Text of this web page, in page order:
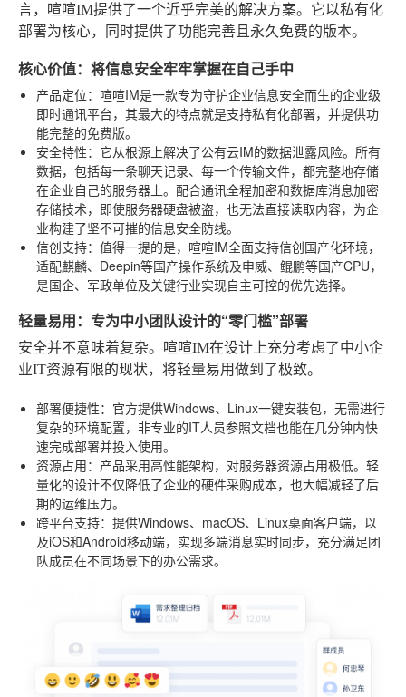
言，喧喧IM提供了一个近乎完美的解决方案。它以私有化
部署为核心，同时提供了功能完善且永久免费的版本。
核心价值：将信息安全牢牢掌握在自己手中
产品定位：喧喧IM是一款专为守护企业信息安全而生的企业级
即时通讯平台，其最大的特点就是支持私有化部署，并提供功
能完整的免费版。
安全特性：它从根源上解决了公有云IM的数据泄露风险。所有
数据，包括每一条聊天记录、每一个传输文件，都完整地存储
在企业自己的服务器上。配合通讯全程加密和数据库消息加密
存储技术，即使服务器硬盘被盗，也无法直接读取内容，为企
业构建了坚不可摧的信息安全防线。
信创支持：值得一提的是，喧喧IM全面支持信创国产化环境，
适配麒麟、Deepin等国产操作系统及申威、鲲鹏等国产CPU，
是国企、军政单位及关键行业实现自主可控的优先选择。
轻量易用：专为中小团队设计的“零门槛”部署
安全并不意味着复杂。喧喧IM在设计上充分考虑了中小企
业IT资源有限的现状，将轻量易用做到了极致。
部署便捷性：官方提供Windows、Linux一键安装包，无需进行
复杂的环境配置，非专业的IT人员参照文档也能在几分钟内快
速完成部署并投入使用。
资源占用：产品采用高性能架构，对服务器资源占用极低。轻
量化的设计不仅降低了企业的硬件采购成本，也大幅减轻了后
期的运维压力。
跨平台支持：提供Windows、macOS、Linux桌面客户端，以
及iOS和Android移动端，实现多端消息实时同步，充分满足团
队成员在不同场景下的办公需求。